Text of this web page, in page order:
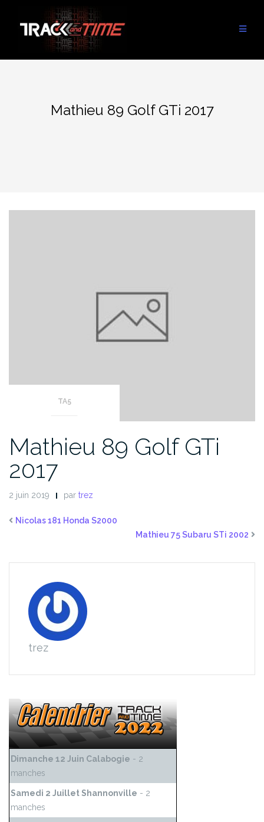
contenu
Mathieu 89 Golf GTi 2017
TA5
Mathieu 89 Golf GTi
2017
2 juin 2019 par trez
Nicolas 181 Honda S2000
Mathieu 75 Subaru STi 2002
trez
Dimanche 12 Juin Calabogie - 2
manches
Samedi 2 Juillet Shannonville - 2
manches